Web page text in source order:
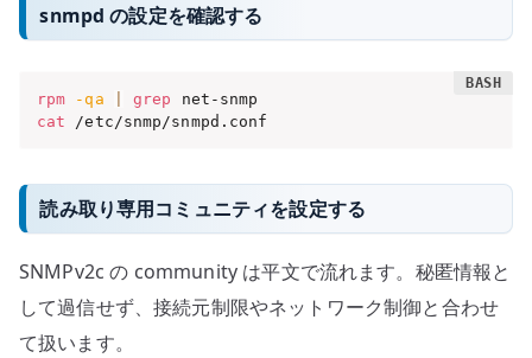
snmpd の設定を確認する
rpm -qa grep
cat /etc/snmp/snmpd.conf
読み取り専用コミュニティを設定する
SNMPv2c の community は平文で流れます。秘匿情報と
して過信せず、接続元制限やネットワーク制御と合わせ
て扱います。